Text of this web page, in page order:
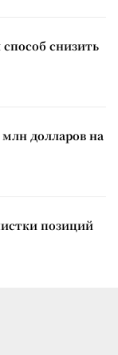
снизить
долларов на
позиций